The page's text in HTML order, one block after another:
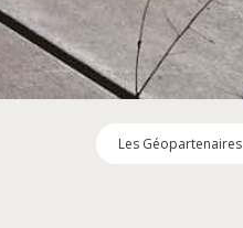
Les Géopartenaires